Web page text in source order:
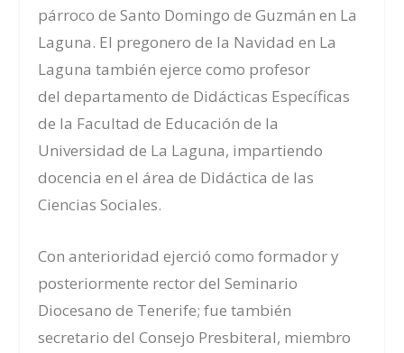
párroco de Santo Domingo de Guzmán en La
Laguna. El pregonero de la Navidad en La
Laguna también ejerce como profesor
deldepartamento de Didácticas Específicas
de la Facultad de Educación de la
Universidad de La Laguna, impartiendo
docencia en el área de Didáctica de las
Ciencias Sociales.
Con anterioridad ejerció comoformadory
posteriormente rectordel Seminario
Diocesano de Tenerife; fue también
secretario del Consejo Presbiteral, miembro